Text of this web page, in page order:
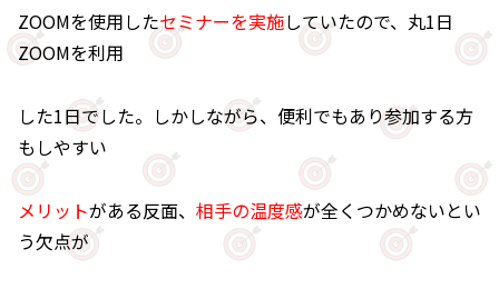
ZOOMを使用したセミナーを実施していたので、丸1日
ZOOMを利用
した1日でした。しかしながら、便利でもあり参加する方
もしやすい
メリットがある反面、 相手の温度感が全くつかめないとい
う欠点が